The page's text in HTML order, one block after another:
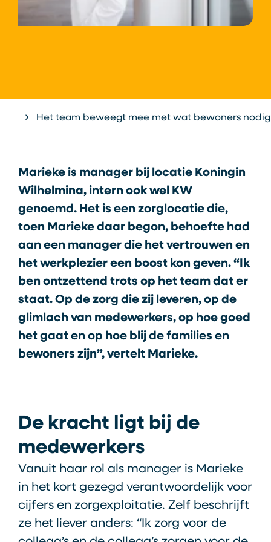
HomeHet team beweegt mee met wat bewoners
Marieke is manager bij locatie Koningin
Wilhelmina, intern ook wel KW
genoemd. Het is een zorglocatie die,
toen Marieke daar begon, behoefte had
aan een manager die het vertrouwen en
het werkplezier een boost kon geven. “Ik
ben ontzettend trots op het team dat er
staat. Op de zorg die zij leveren, op de
glimlach van medewerkers, op hoe goed
het gaat en op hoe blij de families en
bewoners zijn”, vertelt Marieke.
De kracht ligt bij de
medewerkers
Vanuit haar rol als manager is Marieke
in het kort gezegd verantwoordelijk voor
cijfers en zorgexploitatie. Zelf beschrijft
ze het liever anders: “Ik zorg voor de